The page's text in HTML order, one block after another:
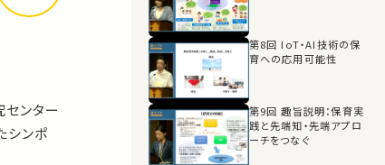
ンター
シンポ
第8回 IoT・AI技術の保
育への応用可能性
第9回 趣旨説明：保育実
践と先端知・先端アプロ
ーチをつなぐ